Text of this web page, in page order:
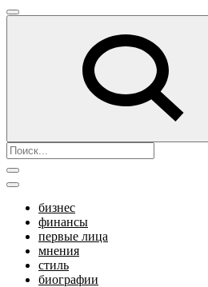
бизнес
финансы
первые лица
мнения
стиль
биографии